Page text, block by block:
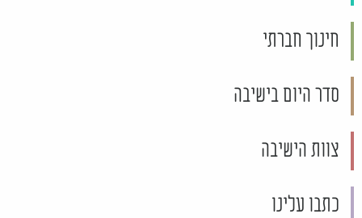
חינוך חברתי
סדר היום בישיבה
צוות הישיבה
כתבו עלינו